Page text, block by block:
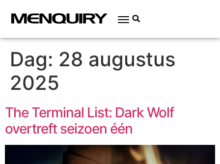
Dag: 28 augustus
2025
The Terminal List: Dark Wolf
overtreft seizoen één